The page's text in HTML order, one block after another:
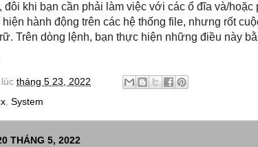
đôi khi bạn cần phải làm việc với các ổ đĩa và/
hành động trên các hệ thống file, nhưng rốt
Trên dòng lệnh, bạn thực hiện những điều này
lúc tháng 5 23, 2022
, System
THÁNG 5, 2022